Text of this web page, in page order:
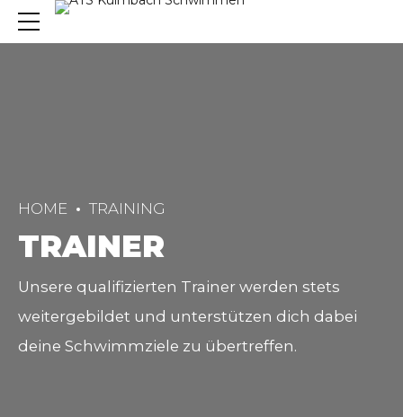
HOME TRAINING
TRAINER
Unsere qualifizierten Trainer werden stets
weitergebildet und unterstützen dich dabei
deine Schwimmziele zu übertreffen.